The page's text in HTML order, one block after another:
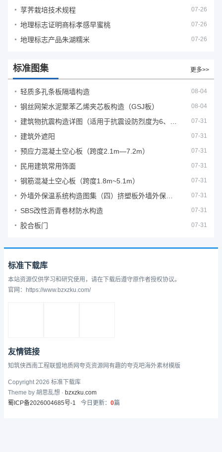
莩荠栽培技术规程 07-26
地理标志证明商标孝感早蜜桃 07-26
地理标志产品朱湖糯米 07-26
标准图集 更多>>
轻质多孔条板隔墙构造 08-04
钢丝网架水泥聚苯乙烯夹芯板构造（GSJ板） 08-04
07-31
建筑外遮阳 07-31
预应力混凝土空心板（跨度2.1m—7.2m） 07-31
民用建筑常用饰面 07-31
钢筋混凝土空心板（跨度1.8m~5.1m） 07-31
07-31
SBS改性沥青卷材防水构造 07-31
胶合板门 07-31
标准下载库
本站资源仅供学习和研究使用，请在下载后遵守原作者授权协议。
官网：https://www.bzxzku.com/
友情链接
知筑侠西南工程联盟地质网夸克资源网有趣的夸克吧海外素材模版
Copyright 2026 标准下载库
Theme by 胡思乱想 · bzxzku.com
蜀ICP备2026004685号-1
今日更新： 0篇